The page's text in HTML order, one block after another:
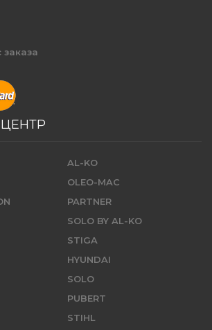
заказа
AL-KO
OLEO-MAC
PARTNER
SOLO BY AL-KO
STIGA
HYUNDAI
SOLO
PUBERT
STIHL